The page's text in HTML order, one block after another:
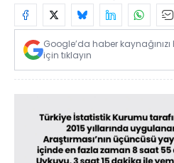
Google’da haber
için tıklayın